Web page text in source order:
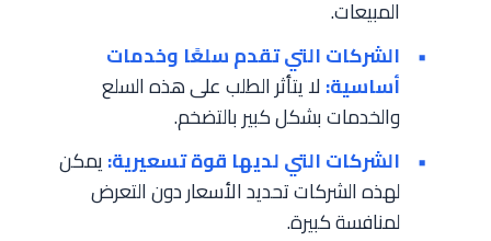
المبيعات.
الشركات التي تقدم سلعًا وخدمات
أساسية: لا يتأثر الطلب على هذه السلع
والخدمات بشكل كبير بالتضخم.
الشركات التي لديها قوة تسعيرية:يمكن
لهذه الشركات تحديد الأسعار دون التعرض
لمنافسة كبيرة.